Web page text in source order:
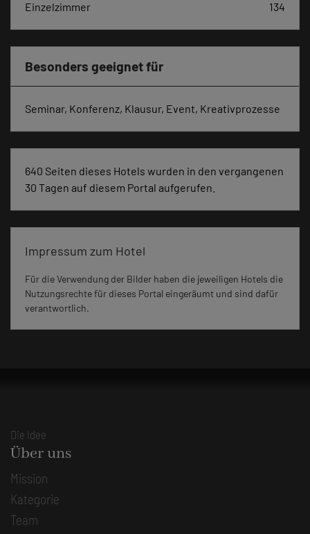
Einzelzimmer
134
Besonders geeignet für
Seminar, Konferenz, Klausur, Event, Kreativprozesse
640 Seiten dieses Hotels wurden in den vergangenen
30 Tagen auf diesem Portal aufgerufen.
Impressum zum Hotel
Für die Verwendung der Bilder haben die jeweiligen Hotels die
Nutzungsrechte für dieses Portal eingeräumt und sind dafür
verantwortlich.
Die Idee
Über uns
Mission
Kategorie
Team